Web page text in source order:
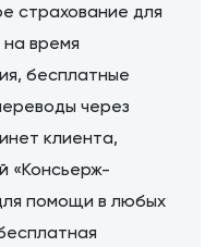
страхование для
время
бесплатные
через
клиента,
«Консьерж-
помощи в любых